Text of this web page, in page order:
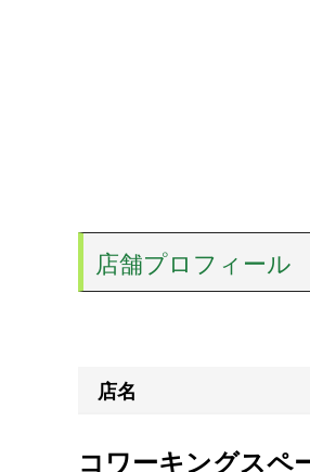
店舗プロフィール
店名
コワーキングスペ